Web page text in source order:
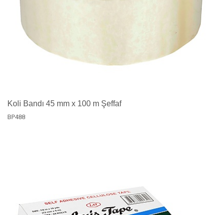
Koli Bandı 45 mm x 100 m Şeffaf
BP488